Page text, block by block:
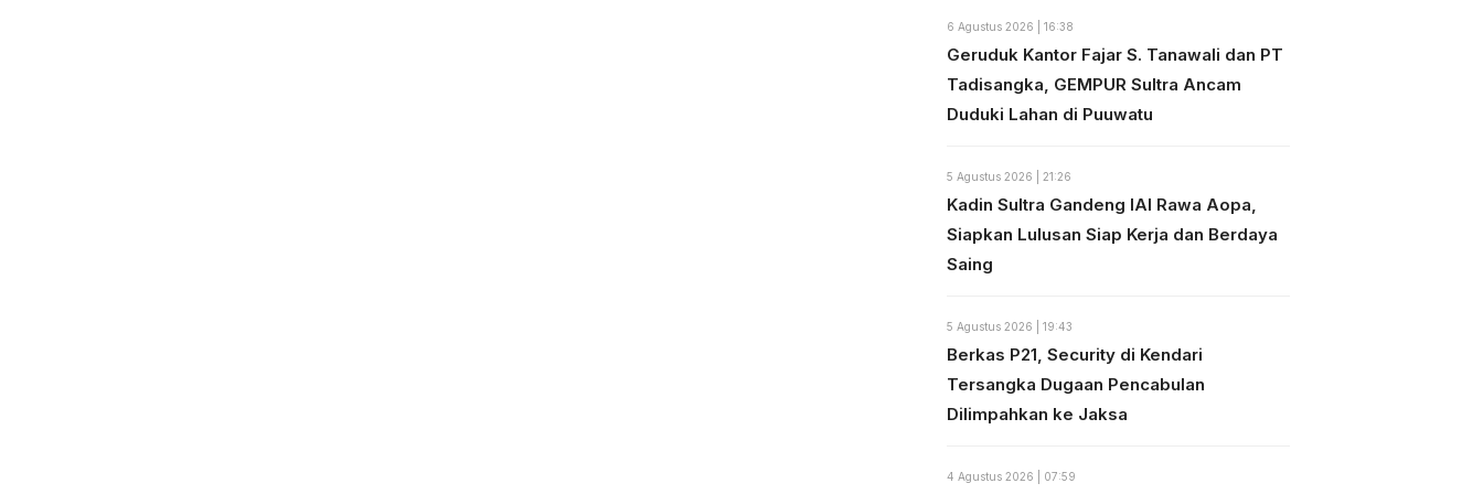
6 Agustus 2026 | 16:38
Geruduk Kantor Fajar S. Tanawali dan PT
Tadisangka, GEMPUR Sultra Ancam
Duduki Lahan di Puuwatu
5 Agustus 2026 | 21:26
Kadin Sultra Gandeng IAI Rawa Aopa,
Siapkan Lulusan Siap Kerja dan Berdaya
Saing
5 Agustus 2026 | 19:43
Berkas P21, Security di Kendari
Tersangka Dugaan Pencabulan
Dilimpahkan ke Jaksa
4 Agustus 2026 | 07:59